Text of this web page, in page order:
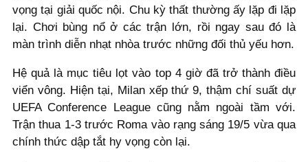
vọng tại giải quốc nội. Chu kỳ thất thường ấy lặp đi lặp
lại. Chơi bùng nổ ở các trận lớn, rồi ngay sau đó là
màn trình diễn nhạt nhòa trước những đối thủ yếu hơn.
Hệ quả là mục tiêu lọt vào top 4 giờ đã trở thành điều
viển vông. Hiện tại, Milan xếp thứ 9, thậm chí suất dự
UEFA Conference League cũng nằm ngoài tầm với.
Trận thua 1-3 trước Roma vào rạng sáng 19/5 vừa qua
chính thức dập tắt hy vọng còn lại.